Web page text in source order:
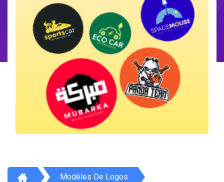
Modèles De Logos